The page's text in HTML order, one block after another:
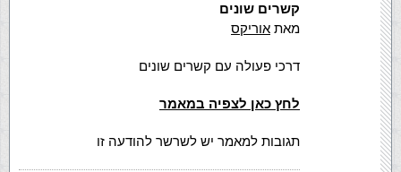
קשרים שונים
מאת אוריקס
דרכי פעולה עם קשרים שונים
לחץ כאן לצפיה במאמר
תגובות למאמר יש לשרשר להודעה זו